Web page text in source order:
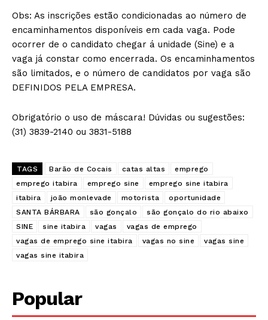
Obs: As inscrições estão condicionadas ao número de
encaminhamentos disponíveis em cada vaga. Pode
ocorrer de o candidato chegar á unidade (Sine) e a
vaga já constar como encerrada. Os encaminhamentos
são limitados, e o número de candidatos por vaga são
DEFINIDOS PELA EMPRESA.
Obrigatório o uso de máscara! Dúvidas ou sugestões:
(31) 3839-2140 ou 3831-5188
TAGS Barão de Cocais catas altas
emprego
emprego itabira
emprego sine
emprego sine itabira
itabira
joão monlevade motorista
oportunidade
SANTA BÁRBARA
são gonçalo
são gonçalo do rio abaixo
SINE
sine itabira vagas
vagas de emprego
vagas de emprego sine itabira
vagas no sine
vagas sine
vagas sine itabira
Popular